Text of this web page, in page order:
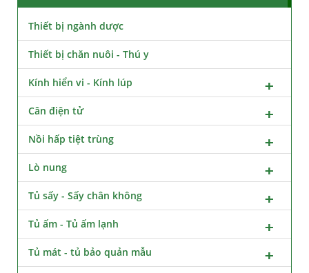
Thiết bị ngành dược
Thiết bị chăn nuôi - Thú y
Kính hiển vi - Kính lúp
Cân điện tử
Nồi hấp tiệt trùng
Lò nung
Tủ sấy - Sấy chân không
Tủ ấm - Tủ ấm lạnh
Tủ mát - tủ bảo quản mẫu